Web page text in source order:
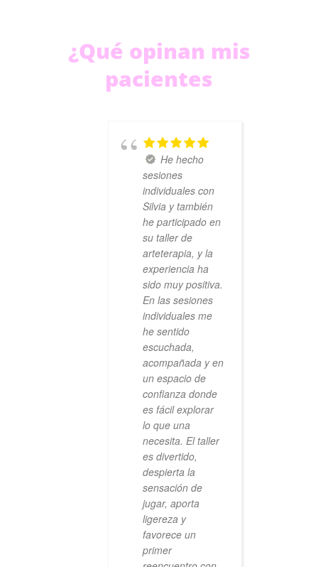
¿Qué opinan mis
pacientes
He hecho
sesiones
individuales con
Silvia y también
he participado en
su taller de
arteterapia, y la
experiencia ha
sido muy positiva.
En las sesiones
individuales me
he sentido
escuchada,
acompañada y en
un espacio de
confianza donde
es fácil explorar
lo que una
necesita. El taller
es divertido,
despierta la
sensación de
jugar, aporta
ligereza y
favorece un
primer